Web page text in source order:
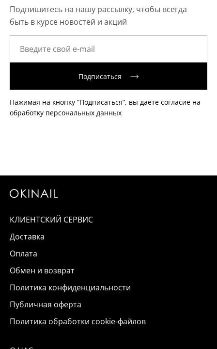
Подпишитесь на нашу рассылку, чтобы всегда
быть в курсе новостей и акций
Подписаться
Нажимая на кнопку “Подписаться”, вы даете согласие на
обработку персональных данных
КЛИЕНТСКИЙ СЕРВИС
Доставка
Оплата
Обмен и возврат
Политика конфиденциальности
Публичная оферта
Политика обработки cookie-файлов